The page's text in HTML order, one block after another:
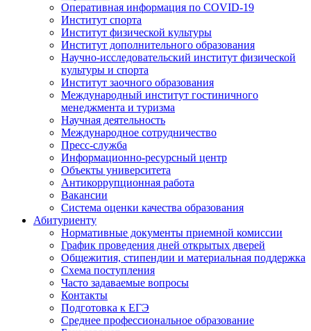
Оперативная информация по COVID-19
Институт спорта
Институт физической культуры
Институт дополнительного образования
Научно-исследовательский институт физической
культуры и спорта
Институт заочного образования
Международный институт гостиничного
менеджмента и туризма
Научная деятельность
Международное сотрудничество
Пресс-служба
Информационно-ресурсный центр
Объекты университета
Антикоррупционная работа
Вакансии
Система оценки качества образования
Абитуриенту
Нормативные документы приемной комиссии
График проведения дней открытых дверей
Общежития, стипендии и материальная поддержка
Схема поступления
Часто задаваемые вопросы
Контакты
Подготовка к ЕГЭ
Среднее профессиональное образование